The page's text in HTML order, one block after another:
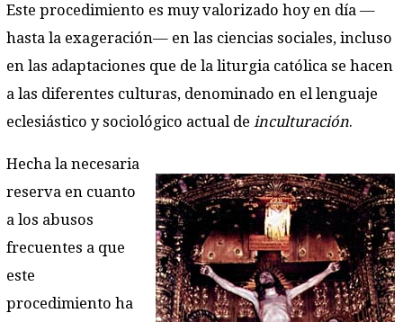
Este procedimiento es muy valorizado hoy en día —
hasta la exageración— en las ciencias sociales, incluso
en las adaptaciones que de la liturgia católica se hacen
a las diferentes culturas, denominado en el lenguaje
eclesiástico y sociológico actual de inculturación.
Hecha la necesaria
reserva en cuanto
a los abusos
frecuentes a que
este
procedimiento ha